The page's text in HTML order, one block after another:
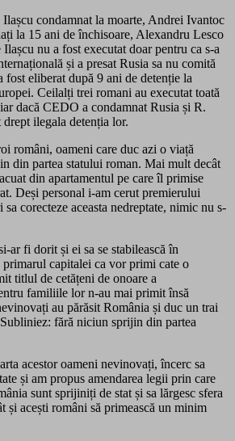
condamnat la moarte, Andrei Ivantoc
la 15 ani de închisoare, Alexandru Lesco
nu a fost executat doar pentru ca s-a
și a presat Rusia sa nu comită
fost eliberat după 9 ani de detenție la
Ceilalți trei romani au executat toată
dacă CEDO a condamnat Rusia și R.
ilegala detenția lor.
români, oameni care duc azi o viață
din partea statului roman. Mai mult decât
din apartamentul pe care îl primise
Deși personal i-am cerut premierului
corecteze aceasta nedreptate, nimic nu s-
ar fi dorit și ei sa se stabilească în
capitalei ca vor primi cate o
titlul de cetățeni de onoare a
familiile lor n-au mai primit însă
au părăsit România și duc un trai
fără niciun sprijin din partea
acestor oameni nevinovați, încerc sa
și am propus amendarea legii prin care
sunt sprijiniți de stat și sa lărgesc sfera
și acești români să primească un minim